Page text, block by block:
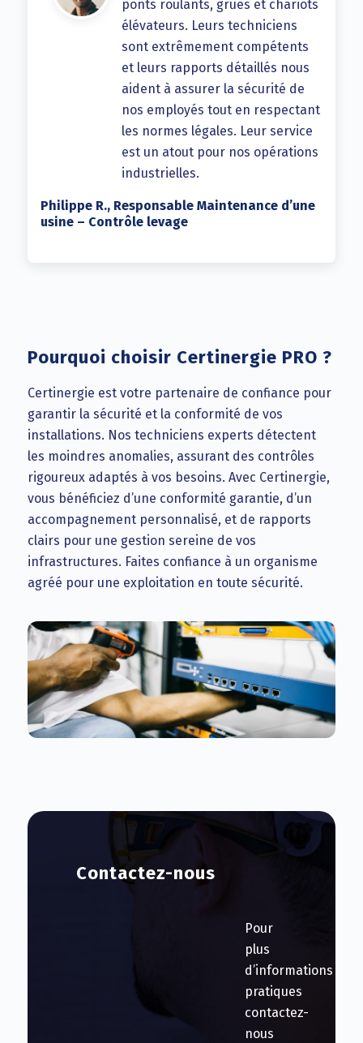
ponts roulants, grues et chariots
élévateurs. Leurs techniciens
sont extrêmement compétents
et leurs rapports détaillés nous
aident à assurer la sécurité de
nos employés tout en respectant
les normes légales. Leur service
est un atout pour nos opérations
industrielles.
Philippe R., Responsable Maintenance d’une
usine – Contrôle levage
Pourquoi choisir Certinergie PRO ?
Certinergie est votre partenaire de confiance pour
garantir la sécurité et la conformité de vos
installations. Nos techniciens experts détectent
les moindres anomalies, assurant des contrôles
rigoureux adaptés à vos besoins. Avec Certinergie,
vous bénéficiez d’une conformité garantie, d’un
accompagnement personnalisé, et de rapports
clairs pour une gestion sereine de vos
infrastructures. Faites confiance à un organisme
agréé pour une exploitation en toute sécurité.
Contactez-nous
Pour
plus
d’informations
pratiques
contactez-
nous